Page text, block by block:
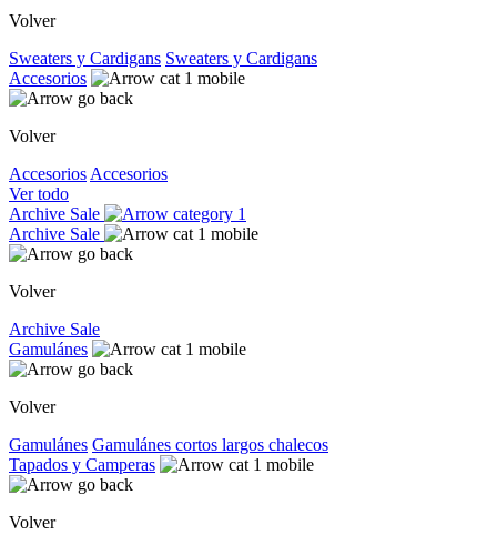
Volver
Sweaters y Cardigans Sweaters y Cardigans
Accesorios
Volver
Accesorios Accesorios
Ver todo
Archive Sale
Archive Sale
Volver
Archive Sale
Gamulánes
Volver
Gamulánes Gamulánes cortos largos chalecos
Tapados y Camperas
Volver